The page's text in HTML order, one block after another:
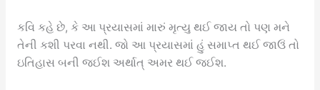
કવિ કહે છે, કે આ પ્રયાસમાં મારું મૃત્યુ થઈ જાય તો પણ મને
તેની કશી પરવા નથી. જો આ પ્રયાસમાં હું સમાપ્ત થઈ જાઉં તો
ઇતિહાસ બની જઈશ અર્થાત્ અમર થઈ જઈશ.